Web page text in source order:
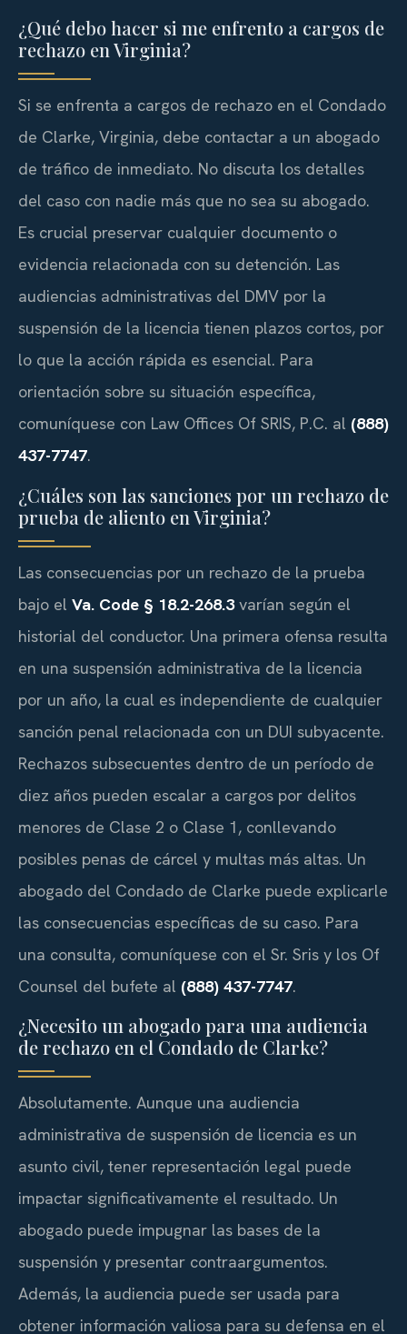
¿Qué debo hacer si me enfrento a cargos de
rechazo en Virginia?
Si se enfrenta a cargos de rechazo en el Condado
de Clarke, Virginia, debe contactar a un abogado
de tráfico de inmediato. No discuta los detalles
del caso con nadie más que no sea su abogado.
Es crucial preservar cualquier documento o
evidencia relacionada con su detención. Las
audiencias administrativas del DMV por la
suspensión de la licencia tienen plazos cortos, por
lo que la acción rápida es esencial. Para
orientación sobre su situación específica,
comuníquese con Law Offices Of SRIS, P.C. al (888)
437-7747.
¿Cuáles son las sanciones por un rechazo de
prueba de aliento en Virginia?
Las consecuencias por un rechazo de la prueba
bajo el Va. Code § 18.2-268.3varían según el
historial del conductor. Una primera ofensa resulta
en una suspensión administrativa de la licencia
por un año, la cual es independiente de cualquier
sanción penal relacionada con un DUI subyacente.
Rechazos subsecuentes dentro de un período de
diez años pueden escalar a cargos por delitos
menores de Clase 2 o Clase 1, conllevando
posibles penas de cárcel y multas más altas. Un
abogado del Condado de Clarke puede explicarle
las consecuencias específicas de su caso. Para
una consulta, comuníquese con el Sr. Sris y los Of
Counsel del bufete al (888) 437-7747.
¿Necesito un abogado para una audiencia
de rechazo en el Condado de Clarke?
Absolutamente. Aunque una audiencia
administrativa de suspensión de licencia es un
asunto civil, tener representación legal puede
impactar significativamente el resultado. Un
abogado puede impugnar las bases de la
suspensión y presentar contraargumentos.
Además, la audiencia puede ser usada para
obtener información valiosa para su defensa en el